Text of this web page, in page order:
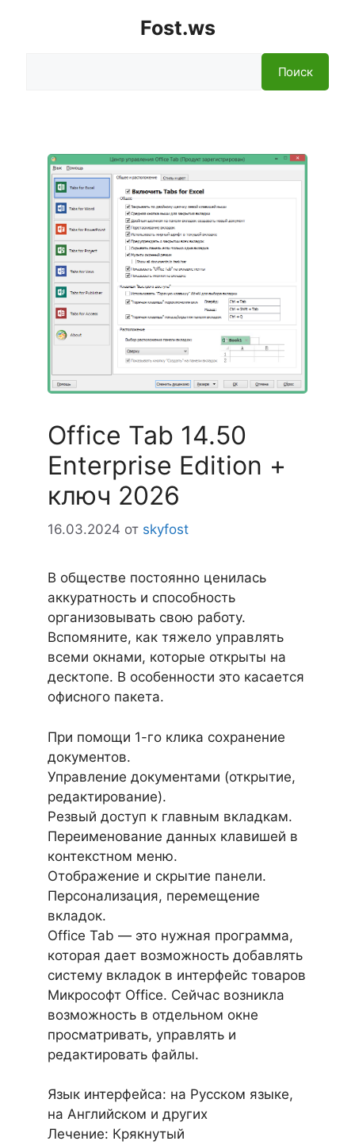
Fost.ws
Поиск
Office Tab 14.50
Enterprise Edition +
ключ 2026
16.03.2024 от skyfost
В обществе постоянно ценилась
аккуратность и способность
организовывать свою работу.
Вспомяните, как тяжело управлять
всеми окнами, которые открыты на
десктопе. В особенности это касается
офисного пакета.
При помощи 1-го клика сохранение
документов.
Управление документами (открытие,
редактирование).
Резвый доступ к главным вкладкам.
Переименование данных клавишей в
контекстном меню.
Отображение и скрытие панели.
Персонализация, перемещение
вкладок.
Office Tab — это нужная программа,
которая дает возможность добавлять
систему вкладок в интерфейс товаров
Микрософт Office. Сейчас возникла
возможность в отдельном окне
просматривать, управлять и
редактировать файлы.
Язык интерфейса: на Русском языке,
на Английском и других
Лечение: Крякнутый